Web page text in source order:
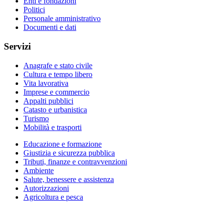
Politici
Personale amministrativo
Documenti e dati
Servizi
Anagrafe e stato civile
Cultura e tempo libero
Vita lavorativa
Imprese e commercio
Appalti pubblici
Catasto e urbanistica
Turismo
Mobilità e trasporti
Educazione e formazione
Giustizia e sicurezza pubblica
Tributi, finanze e contravvenzioni
Ambiente
Salute, benessere e assistenza
Autorizzazioni
Agricoltura e pesca